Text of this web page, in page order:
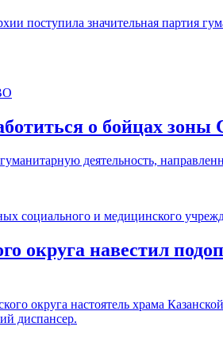
поступила значительная
о бойцах
деятельность,
навестил
округа настоятель храма
диспансер.